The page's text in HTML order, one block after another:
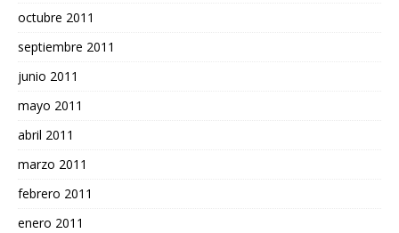
octubre 2011
septiembre 2011
junio 2011
mayo 2011
abril 2011
marzo 2011
febrero 2011
enero 2011